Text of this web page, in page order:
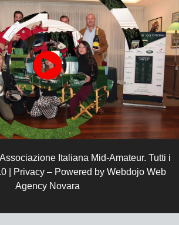
Italiana Mid-Amateur. Tutti i
| Privacy – Powered by Webdojo Web
Agency Novara